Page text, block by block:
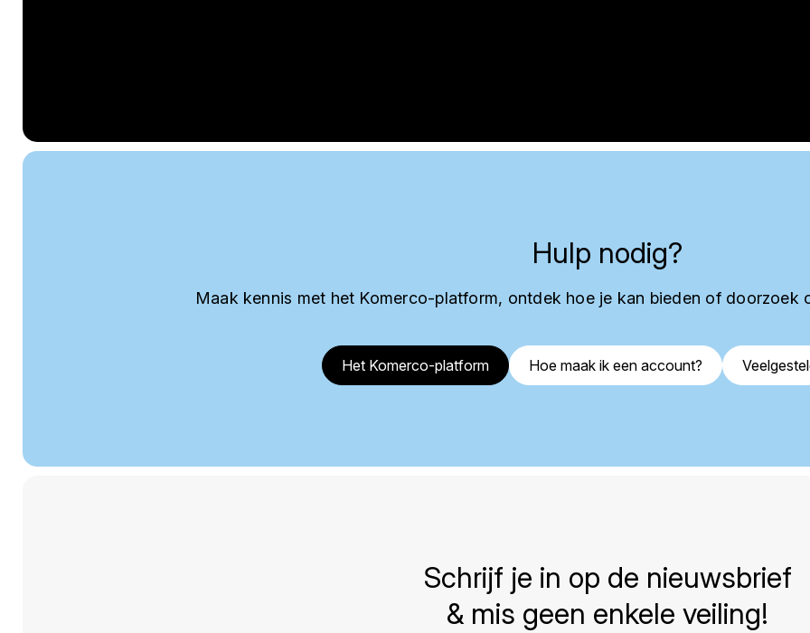
Hulp nodig?
Maak kennis met het Komerco-platform, ontdek hoe je kan bieden of doorzoek
Het Komerco-platform Hoe maak ik een account?
Schrijf je in op de nieuwsbrief
& mis geen enkele veiling!